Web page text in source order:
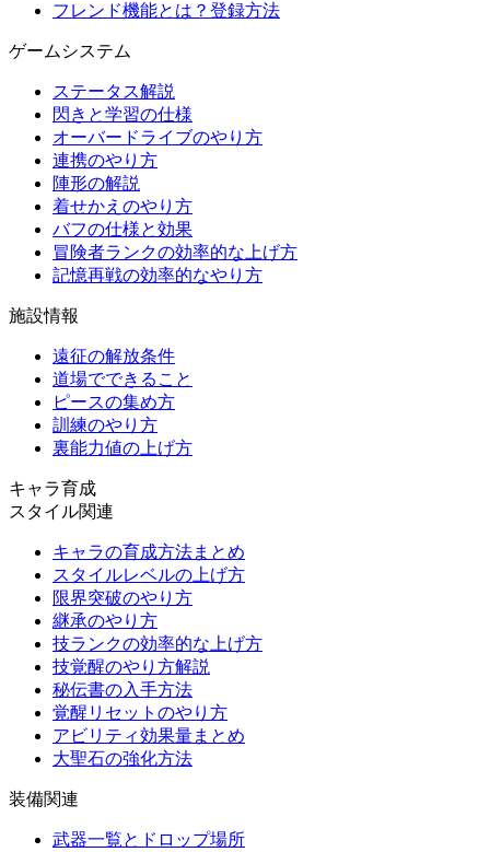
フレンド機能とは？登録方法
ゲームシステム
ステータス解説
閃きと学習の仕様
オーバードライブのやり方
連携のやり方
陣形の解説
着せかえのやり方
バフの仕様と効果
冒険者ランクの効率的な上げ方
記憶再戦の効率的なやり方
施設情報
遠征の解放条件
道場でできること
ピースの集め方
訓練のやり方
裏能力値の上げ方
キャラ育成
スタイル関連
キャラの育成方法まとめ
スタイルレベルの上げ方
限界突破のやり方
継承のやり方
技ランクの効率的な上げ方
技覚醒のやり方解説
秘伝書の入手方法
覚醒リセットのやり方
アビリティ効果量まとめ
大聖石の強化方法
装備関連
武器一覧とドロップ場所